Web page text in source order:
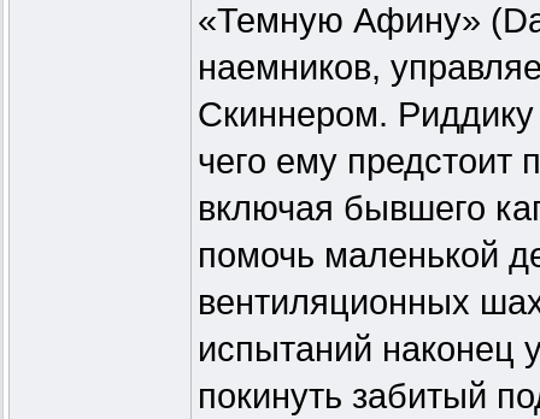
«Темную Афину»
наемников,
Скиннером.
чего ему предстоит
включая бывшего
помочь маленькой
вентиляционных
испытаний наконец
покинуть забитый